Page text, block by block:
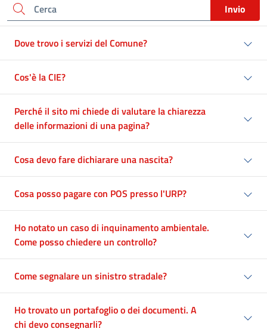
Cerca Invio
Dove trovo i servizi del Comune?
Cos'è la CIE?
Perché il sito mi chiede di valutare la chiarezza
delle informazioni di una pagina?
Cosa devo fare dichiarare una nascita?
Cosa posso pagare con POS presso l'URP?
Ho notato un caso di inquinamento ambientale.
Come posso chiedere un controllo?
Come segnalare un sinistro stradale?
Ho trovato un portafoglio o dei documenti. A
chi devo consegnarli?